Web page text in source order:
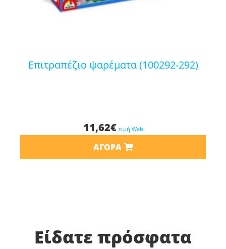
επιτραπέζιο ψαρέματα (100292-292)
11,62€ τιμή Web
ΑΓΟΡΆ
Είδατε πρόσφατα